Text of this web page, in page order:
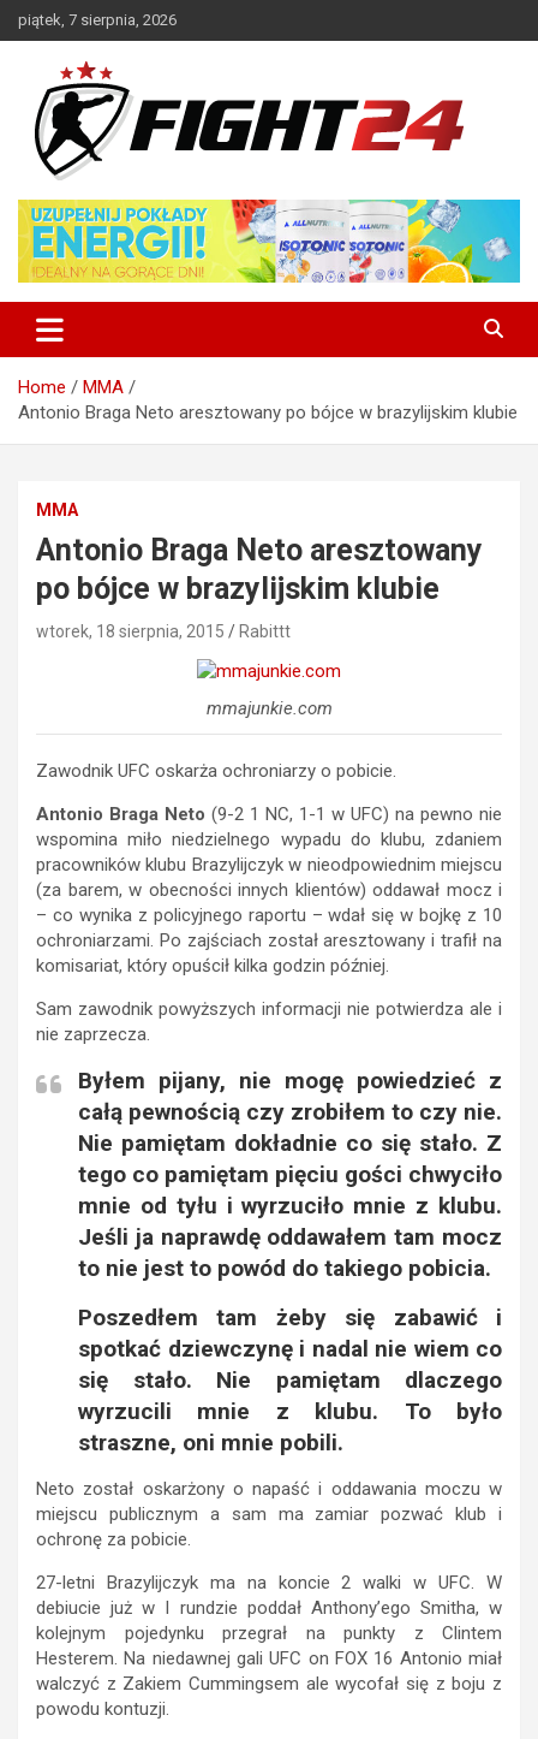
Skip
to
piątek, 7 sierpnia, 2026
FIGHT24.PL – MMA i K-1, UFC
Home
MMA
Antonio Braga Neto aresztowany po bójce w brazylijskim klubie
MMA
Antonio Braga Neto aresztowany
po bójce w brazylijskim klubie
wtorek, 18 sierpnia, 2015 Rabittt
mmajunkie.com
Zawodnik UFC oskarża ochroniarzy o pobicie.
Antonio Braga Neto (9-2 1 NC, 1-1 w UFC) na pewno nie
wspomina miło niedzielnego wypadu do klubu, zdaniem
pracowników klubu Brazylijczyk w nieodpowiednim miejscu
(za barem, w obecności innych klientów) oddawał mocz i
– co wynika z policyjnego raportu – wdał się w bojkę z 10
ochroniarzami. Po zajściach został aresztowany i trafił na
komisariat, który opuścił kilka godzin później.
Sam zawodnik powyższych informacji nie potwierdza ale i
nie zaprzecza.
Byłem pijany, nie mogę powiedzieć z
całą pewnością czy zrobiłem to czy nie.
Nie pamiętam dokładnie co się stało. Z
tego co pamiętam pięciu gości chwyciło
mnie od tyłu i wyrzuciło mnie z klubu.
Jeśli ja naprawdę oddawałem tam mocz
to nie jest to powód do takiego pobicia.
Poszedłem tam żeby się zabawić i
spotkać dziewczynę i nadal nie wiem co
się stało. Nie pamiętam dlaczego
wyrzucili mnie z klubu. To było
straszne, oni mnie pobili.
Neto został oskarżony o napaść i oddawania moczu w
miejscu publicznym a sam ma zamiar pozwać klub i
ochronę za pobicie.
27-letni Brazylijczyk ma na koncie 2 walki w UFC. W
debiucie już w I rundzie poddał Anthony’ego Smitha, w
kolejnym pojedynku przegrał na punkty z Clintem
Hesterem. Na niedawnej gali UFC on FOX 16 Antonio miał
walczyć z Zakiem Cummingsem ale wycofał się z boju z
powodu kontuzji.